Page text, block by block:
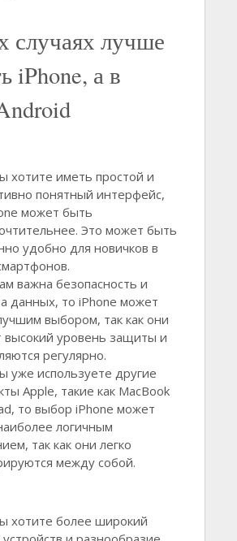
случаях лучше
iPhone, а в
хотите иметь простой и
понятный интерфейс,
может быть
Это может быть
удобно для новичков в
важна безопасность и
данных, то iPhone может
выбором, так как они
уровень защиты и
регулярно.
уже используете другие
Apple, такие как MacBook
то выбор iPhone может
логичным
так как они легко
между собой.
хотите более широкий